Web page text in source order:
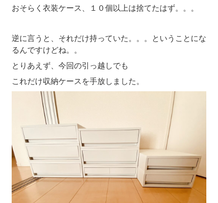
おそらく衣装ケース、１０個以上は捨てたはず。。。
逆に言うと、それだけ持っていた。。。ということにな
るんですけどね。。
とりあえず、今回の引っ越しでも
これだけ収納ケースを手放しました。